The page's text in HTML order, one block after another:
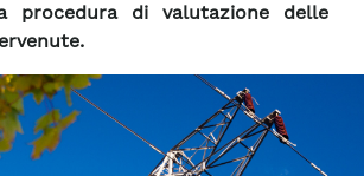
procedura di valutazione delle